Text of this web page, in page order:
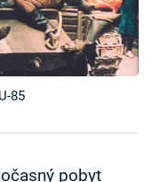
85
pobyt